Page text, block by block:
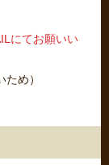
にてお願いい
め）